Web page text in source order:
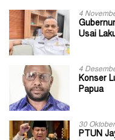
4
Usai
4
Konser
Papua
30
PTUN